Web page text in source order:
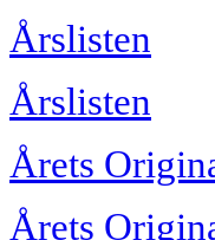
Årslisten
Årslisten
Årets
Årets